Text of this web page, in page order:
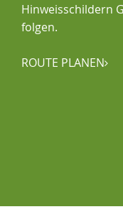
Hinweisschildern
folgen.
ROUTE PLANEN